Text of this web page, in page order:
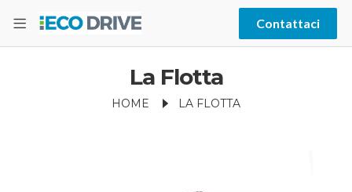
Contattaci
La Flotta
HOME LA FLOTTA